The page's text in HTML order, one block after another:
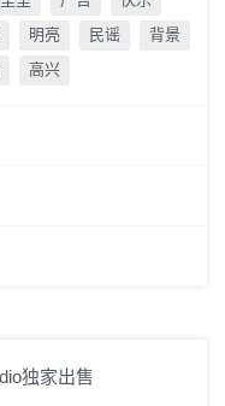
明亮 民谣
背景
高兴
独家出售